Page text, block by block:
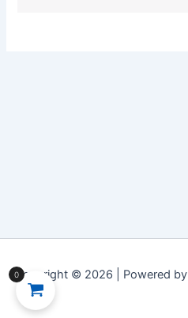
Copyright © 2026 | Powered by
0